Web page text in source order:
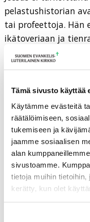
Tämä sivusto käyttää
Käytämme evästeitä
räätälöimiseen,
tukemiseen ja
jaamme sosiaalisen
alan
sivustoamme.
tietoja muihin tietoihin,
kerätty, kun olet
pelastushistorian
tai profeettoja. Hän
ikätoveriaan ja
Kaikki nämä pyhät
sanansaattajiin,
Sen sijaan varkaat
johtajia, jotka
omaan laumaansa
hyötyä. He vetävät
saavuttaa jotain
Ehkä nämä
menestystä
Lopulta